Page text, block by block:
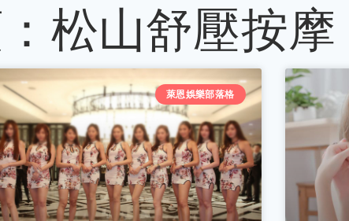
松山舒壓按摩
萊恩娛樂部落格